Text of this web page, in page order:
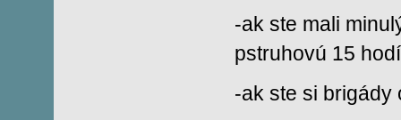
-ak ste mali
pstruhovú 15
-ak ste si brigády